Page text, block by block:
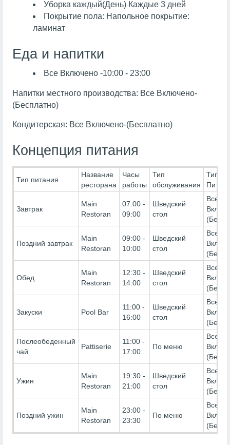
Уборка каждый(День) Каждые 3 дней
Покрытие пола: Напольное покрытие:
ламинат
Еда и напитки
Все Включено -10:00 - 23:00
Напитки местного производства: Все Включено-
(Бесплатно)
Кондитерская: Все Включено-(Бесплатно)
Концепция питания
Тип питания
Название
ресторана
Часы
работы
Тип
обслуживания
Тип
Завтрак
Main
Restoran
07:00 -
09:00
Шведский
стол
Все
Поздний завтрак
Main
Restoran
09:00 -
10:00
Шведский
стол
Все
Обед
Main
Restoran
12:30 -
14:00
Шведский
стол
Все
Закуски Pool Bar
11:00 -
16:00
Шведский
стол
Все
Послеобеденный
чай
Pattiserie
11:00 -
17:00
По меню
Все
Ужин
Main
Restoran
19:30 -
21:00
Шведский
стол
Все
Поздний ужин
Main
Restoran
23:00 -
23:30
По меню
Все